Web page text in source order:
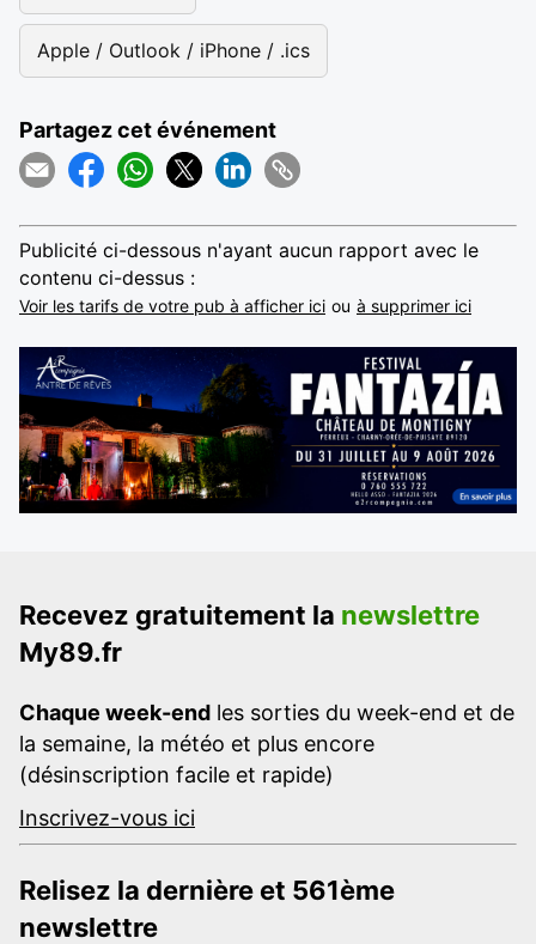
Apple / Outlook / iPhone / .ics
Partagez cet événement
Publicité ci-dessous n'ayant aucun rapport avec le
contenu ci-dessus :
Voir les tarifs de votre pub à afficher ici ou à supprimer ici
Recevez gratuitement la newslettre
My89.fr
Chaque week-end les sorties du week-end et de
la semaine, la météo et plus encore
(désinscription facile et rapide)
Inscrivez-vous ici
Relisez la dernière et 561ème
newslettre